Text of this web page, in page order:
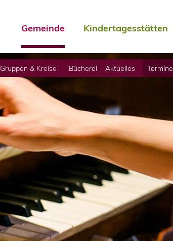
Gemeinde Kindertagesstätten
Gruppen & Kreise Bücherei Aktuelles Termine